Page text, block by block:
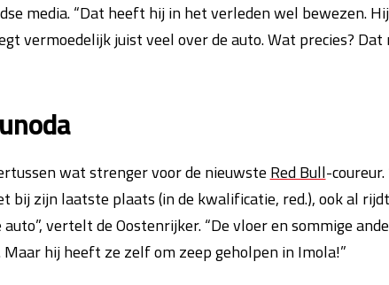
media. “Dat heeft hij in het verleden wel bewezen.
vermoedelijk juist veel over de auto. Wat precies? Dat
wat strenger voor de nieuwste Red Bull-coureur.
bij zijn laatste plaats (in de kwalificatie, red.), ook al
vertelt de Oostenrijker. “De vloer en sommige
hij heeft ze zelf om zeep geholpen in Imola!”